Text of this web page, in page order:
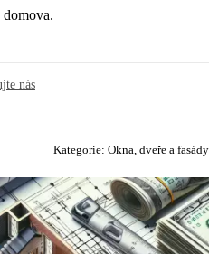
nás
Kategorie: Okna, dveře a fasády